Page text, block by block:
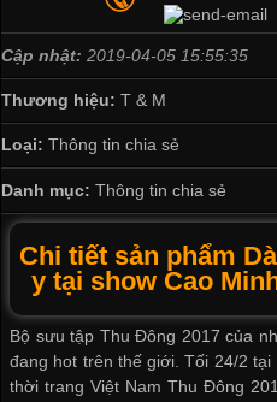
Cập nhật: 2019-04-05 15:55:35
Thương hiệu: T & M
Loại: Thông tin chia sẻ
Danh mục: Thông tin chia sẻ
Chi tiết sản phẩm
y tại show Cao
Bộ sưu tập Thu Đông 2017 của
đang hot trên thế giới. Tối 24/2
thời trang Việt Nam Thu Đông